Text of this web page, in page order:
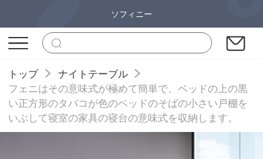
ソフィニー
トップ
ナイトテーブル
フェニはその意味式が極めて簡単で、ベッドの上の黒
い正方形のタバコが色のベッドのそばの小さい戸棚を
いぶして寝室の家具の寝台の意味式を収納します。